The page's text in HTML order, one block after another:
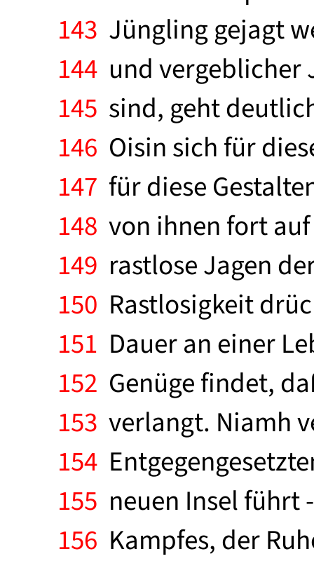
143 Jüngling gejagt
144 und vergeblicher
145 sind, geht
146 Oisin sich für
147 für diese
148 von ihnen fort
149 rastlose Jagen
150 Rastlosigkeit
151 Dauer an einer
152 Genüge findet,
153 verlangt. Niamh
154
155 neuen Insel führt
156 Kampfes, der